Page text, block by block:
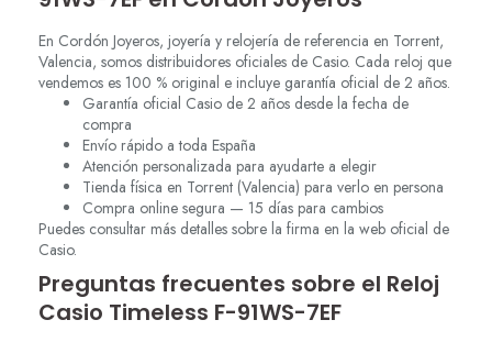
En Cordón Joyeros, joyería y relojería de referencia en Torrent,
Valencia, somos distribuidores oficiales de Casio. Cada reloj que
vendemos es 100 % original e incluye garantía oficial de 2 años.
Garantía oficial Casio de 2 años desde la fecha de
compra
Envío rápido a toda España
Atención personalizada para ayudarte a elegir
Tienda física en Torrent (Valencia) para verlo en persona
Compra online segura — 15 días para cambios
Puedes consultar más detalles sobre la firma en la web oficial de
Casio.
Preguntas frecuentes sobre el Reloj
Casio Timeless F-91WS-7EF